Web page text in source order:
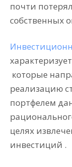
почти
собственных
которые
реализацию
портфелем
целях
инвестиций .